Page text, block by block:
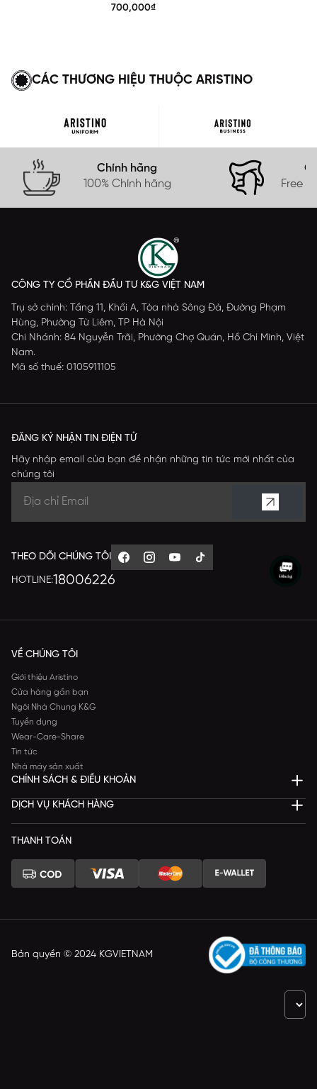
APS615EDP01
700,000₫
CÁC THƯƠNG HIỆU THUỘC ARISTINO
Chính hãng
100% Chính hãng
Free
CÔNG TY CỔ PHẦN ĐẦU TƯ K&G VIỆT NAM
Trụ sở chính: Tầng 11, Khối A, Tòa nhà Sông Đà, Đường Phạm
Hùng, Phường Từ Liêm, TP Hà Nội
Chi Nhánh: 84 Nguyễn Trãi, Phường Chợ Quán, Hồ Chí Minh, Việt
Nam.
Mã số thuế: 0105911105
ĐĂNG KÝ NHẬN TIN ĐIỆN TỬ
Hãy nhập email của bạn để nhận những tin tức mới nhất của
chúng tôi
THEO DÕI CHÚNG TÔI
HOTLINE:18006226
VỀ CHÚNG TÔI
Giới thiệu Aristino
Cửa hàng gần bạn
Ngôi Nhà Chung K&G
Tuyển dụng
Wear-Care-Share
Tin tức
Nhà máy sản xuất
CHÍNH SÁCH & ĐIỀU KHOẢN
DỊCH VỤ KHÁCH HÀNG
THANH TOÁN
Bản quyền © 2024 KGVIETNAM